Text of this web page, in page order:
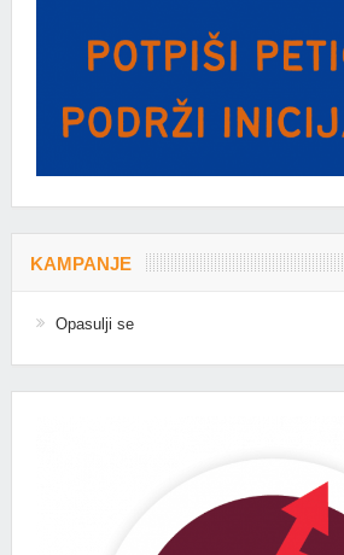
KAMPANJE
Opasulji se